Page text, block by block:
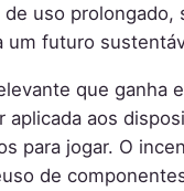
uso prolongado,
um futuro
que ganha
aplicada aos
para jogar. O
de